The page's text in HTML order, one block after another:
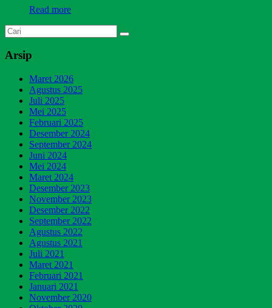
Read more
Arsip
Maret 2026
Agustus 2025
Juli 2025
Mei 2025
Februari 2025
Desember 2024
September 2024
Juni 2024
Mei 2024
Maret 2024
Desember 2023
November 2023
Desember 2022
September 2022
Agustus 2022
Agustus 2021
Juli 2021
Maret 2021
Februari 2021
Januari 2021
November 2020